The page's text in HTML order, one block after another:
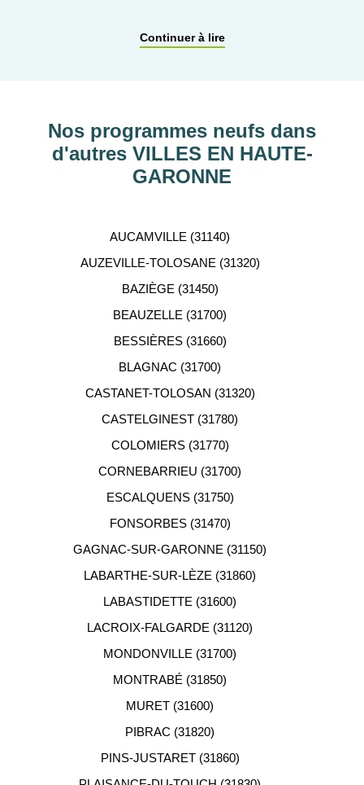
pour affiner vos critères. Vous pourrez également
ACCOMPAGNEMENT
PERSONNALISÉ
Notre équipe de conseillers se tient gratuitement à
votre disposition pour vous aider dans votre
recherche d'appartement neuf.
Continuer à lire
Nos programmes neufs dans
d'autres VILLES EN HAUTE-
GARONNE
AUCAMVILLE (31140)
AUZEVILLE-TOLOSANE (31320)
BAZIÈGE (31450)
BEAUZELLE (31700)
BESSIÈRES (31660)
BLAGNAC (31700)
CASTANET-TOLOSAN (31320)
CASTELGINEST (31780)
COLOMIERS (31770)
CORNEBARRIEU (31700)
ESCALQUENS (31750)
FONSORBES (31470)
GAGNAC-SUR-GARONNE (31150)
LABARTHE-SUR-LÈZE (31860)
LABASTIDETTE (31600)
LACROIX-FALGARDE (31120)
MONDONVILLE (31700)
MONTRABÉ (31850)
MURET (31600)
PIBRAC (31820)
PINS-JUSTARET (31860)